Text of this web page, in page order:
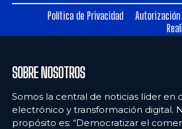
ARGENTINA
BOLIVIA
CHILE
ARGENTINA
BOLIVIA
CHILE
Política de Privacidad
SOBRE NOSOTROS
Somos la central de noticias líder en
electrónico y transformación digital.
propósito es: “Democratizar el